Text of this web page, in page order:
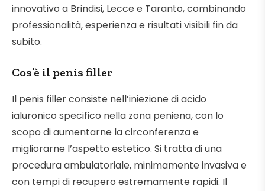
innovativo a Brindisi, Lecce e Taranto, combinando
professionalità, esperienza e risultati visibili fin da
subito.
Cos’è il penis filler
Il penis filler consiste nell’iniezione di acido
ialuronico specifico nella zona peniena, con lo
scopo di aumentarne la circonferenza e
migliorarne l’aspetto estetico. Si tratta di una
procedura ambulatoriale, minimamente invasiva e
con tempi di recupero estremamente rapidi. Il